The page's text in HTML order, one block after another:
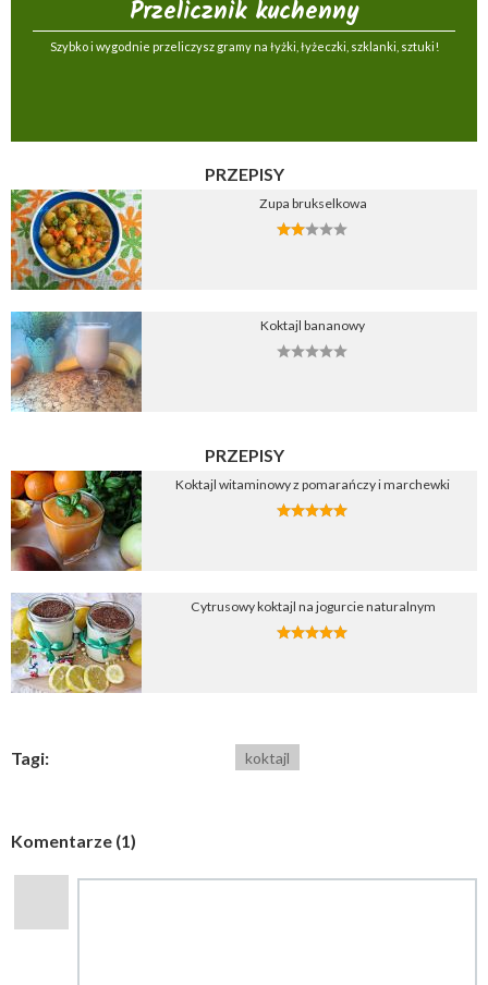
Przelicznik kuchenny
Szybko i wygodnie przeliczysz gramy na łyżki, łyżeczki, szklanki, sztuki!
PRZEPISY
Zupa brukselkowa
Koktajl bananowy
PRZEPISY
Koktajl witaminowy z pomarańczy i marchewki
Cytrusowy koktajl na jogurcie naturalnym
Tagi: koktajl
Komentarze (1)